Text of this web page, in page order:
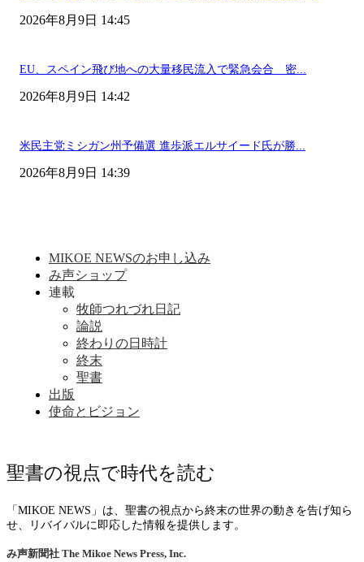
2026年8月9日 14:45
EU、スペイン飛び地への大量移民流入で緊急会合 密...
2026年8月9日 14:42
米民主党ミシガン州予備選 進歩派エルサイード氏が勝...
2026年8月9日 14:39
MIKOE NEWSのお申し込み
み声ショップ
連載
牧師つれづれ日記
論説
終わりの日時計
終末
聖書
出版
使命とビジョン
聖書の視点で時代を読む
「MIKOE NEWS」は、聖書の視点から終末の世界の動きを告げ知ら
せ、リバイバルに即応した情報を提供します。
み声新聞社 The Mikoe News Press, Inc.